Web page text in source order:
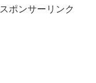
スポンサーリンク